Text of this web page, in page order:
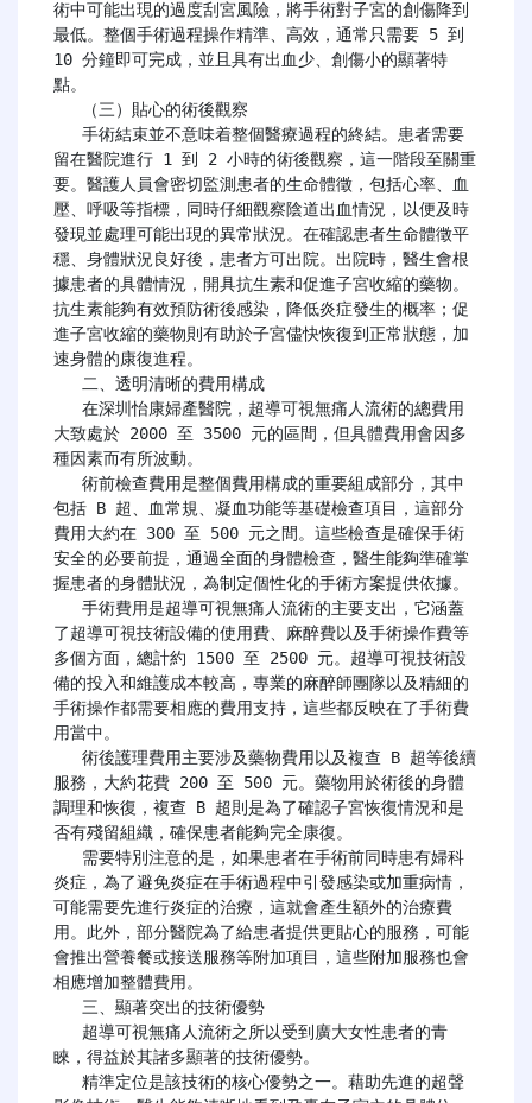
術中可能出現的過度刮宮風險，將手術對子宮的創傷降到
最低。整個手術過程操作精準、高效，通常只需要 5 到
10 分鐘即可完成，並且具有出血少、創傷小的顯著特
點。
留在醫院進行 1 到 2 小時的術後觀察，這一階段至關重
要。醫護人員會密切監測患者的生命體徵，包括心率、血
壓、呼吸等指標，同時仔細觀察陰道出血情況，以便及時
發現並處理可能出現的異常狀況。在確認患者生命體徵平
穩、身體狀況良好後，患者方可出院。出院時，醫生會根
據患者的具體情況，開具抗生素和促進子宮收縮的藥物。
抗生素能夠有效預防術後感染，降低炎症發生的概率；促
進子宮收縮的藥物則有助於子宮儘快恢復到正常狀態，加
速身體的康復進程。
大致處於 2000 至 3500 元的區間，但具體費用會因多
種因素而有所波動。
包括 B 超、血常規、凝血功能等基礎檢查項目，這部分
費用大約在 300 至 500 元之間。這些檢查是確保手術
安全的必要前提，通過全面的身體檢查，醫生能夠準確掌
握患者的身體狀況，為制定個性化的手術方案提供依據。
了超導可視技術設備的使用費、麻醉費以及手術操作費等
多個方面，總計約 1500 至 2500 元。超導可視技術設
備的投入和維護成本較高，專業的麻醉師團隊以及精細的
手術操作都需要相應的費用支持，這些都反映在了手術費
用當中。
服務，大約花費 200 至 500 元。藥物用於術後的身體
調理和恢復，複查 B 超則是為了確認子宮恢復情況和是
否有殘留組織，確保患者能夠完全康復。
炎症，為了避免炎症在手術過程中引發感染或加重病情，
可能需要先進行炎症的治療，這就會產生額外的治療費
用。此外，部分醫院為了給患者提供更貼心的服務，可能
會推出營養餐或接送服務等附加項目，這些附加服務也會
相應增加整體費用。
睞，得益於其諸多顯著的技術優勢。